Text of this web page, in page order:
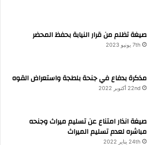
صيغة تظلم من قرار النيابة بحفظ المحضر
7th يونيو 2023
مذكرة بدفاع في جنحة بلطجة واستعراض القوه
22nd أكتوبر 2022
صيغة انذار امتناع عن تسليم ميراث وجنحه
مباشره لعدم تسليم الميراث
24th يناير 2022